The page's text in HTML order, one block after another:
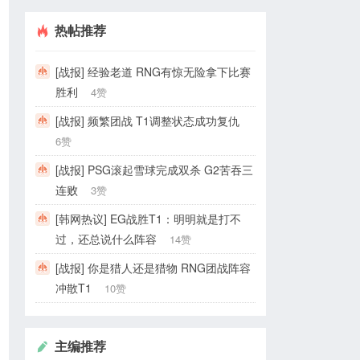
热帖推荐
[战报] 经验老道 RNG有惊无险拿下比赛
胜利
4赞
[战报] 频繁团战 T1调整状态成功复仇
6赞
[战报] PSG滚起雪球完成双杀 G2苦吞三
连败
3赞
[韩网热议] EG战胜T1：明明就是打不
过，还总说什么阵容
14赞
[战报] 你是猎人还是猎物 RNG团战阵容
冲散T1
10赞
主编推荐